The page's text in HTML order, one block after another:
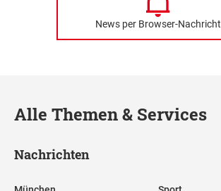
News per Browser-Nachricht
Alle Themen & Services
Nachrichten